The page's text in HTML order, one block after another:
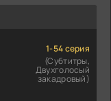
1-54 серия
(Субтитры,
Двухголосый
закадровый)